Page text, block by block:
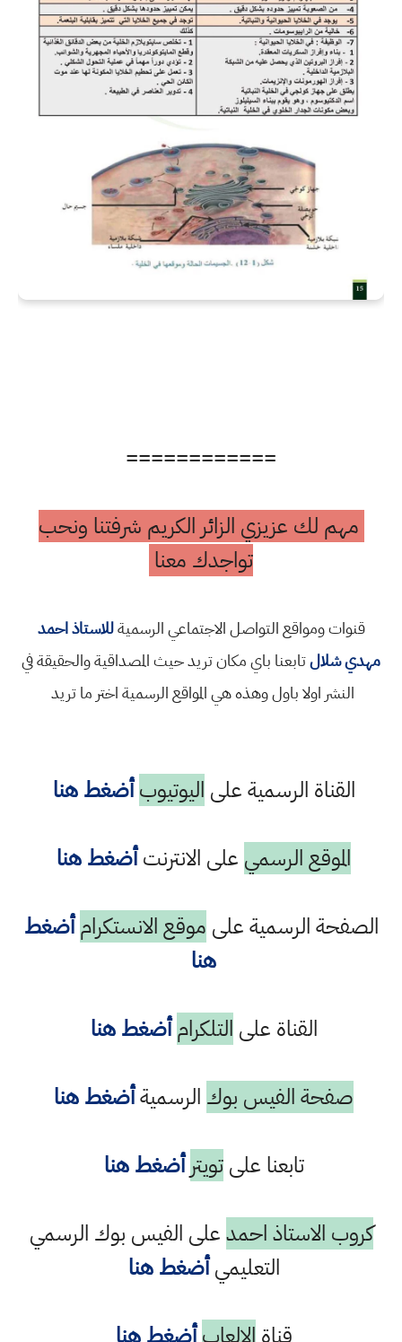
============
مهم لك عزيزي الزائر الكريم شرفتنا ونحب
تواجدك معنا
قنوات ومواقع التواصل الاجتماعي الرسميةللاستاذ احمد
مهدي شلالتابعنا باي مكان تريد حيث المصداقية والحقيقة في
النشر اولا باول وهذه هي المواقع الرسمية اختر ما تريد
القناة الرسمية على اليوتيوب أضغط هنا
الموقع الرسمي على الانترنتأضغط هنا
الصفحة الرسمية على موقع الانستكرام أضغط
هنا
القناة على التلكرام أضغط هنا
صفحة الفيس بوك الرسميةأضغط هنا
تابعنا علىتويتر أضغط هنا
كروب الاستاذ احمدعلى الفيس بوك الرسمي
التعليميأضغط هنا